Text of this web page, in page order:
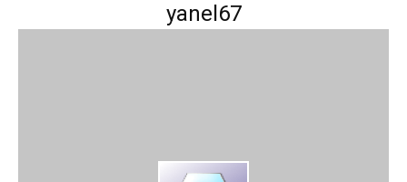
australie.com yanel67